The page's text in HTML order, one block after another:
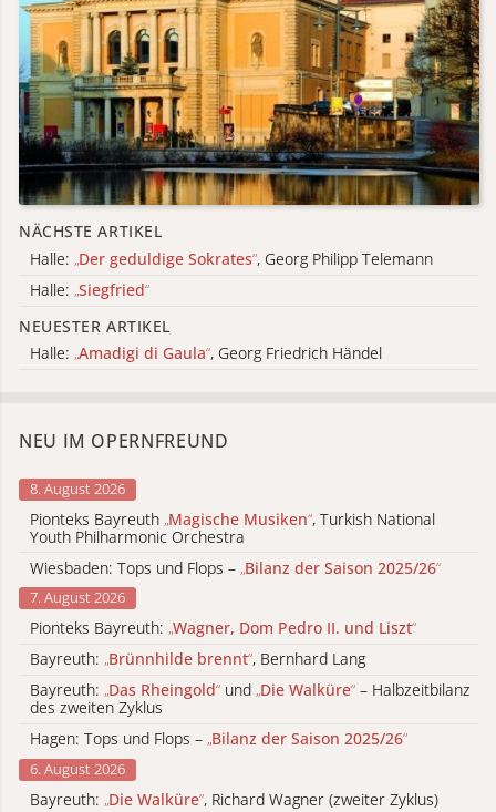
NÄCHSTE ARTIKEL
Halle: „Der geduldige Sokrates“, Georg Philipp Telemann
Halle: „Siegfried“
NEUESTER ARTIKEL
Halle: „Amadigi di Gaula“, Georg Friedrich Händel
NEU IM OPERNFREUND
8. August 2026
Pionteks Bayreuth „Magische Musiken“, Turkish National
Youth Philharmonic Orchestra
Wiesbaden: Tops und Flops – „Bilanz der Saison 2025/26“
7. August 2026
Pionteks Bayreuth: „Wagner, Dom Pedro II. und Liszt“
Bayreuth: „Brünnhilde brennt“, Bernhard Lang
Bayreuth: „Das Rheingold“ und „Die Walküre“ – Halbzeitbilanz
des zweiten Zyklus
Hagen: Tops und Flops – „Bilanz der Saison 2025/26“
6. August 2026
Bayreuth: „Die Walküre“, Richard Wagner (zweiter Zyklus)